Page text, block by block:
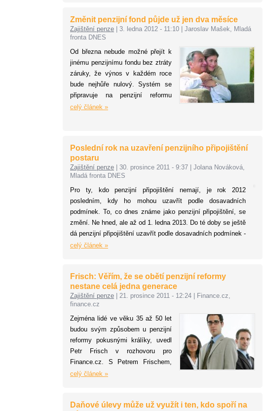
míněn jako opatření pro celý
zbytek století, ne-li ještě delší čas.
Změnit penzijní fond půjde už jen dva měsíce
Zajištění penze 3. ledna 2012 - 11:10
Jaroslav Mašek, Mladá
fronta DNES
Od března nebude možné přejít k
jinému penzijnímu fondu bez ztráty
záruky, že výnos v každém roce
bude nejhůře nulový. Systém se
připravuje na penzijní reformu
startující v roce 2013. Pokud
měsíce na to, abyste přešli ke
konkurenci.
celý článek »
Poslední rok na uzavření penzijního připojištění
postaru
Zajištění penze 30. prosince 2011 - 9:37
Jolana Nováková,
Mladá fronta DNES
Pro ty, kdo penzijní připojištění nemají, je rok 2012
posledním, kdy ho mohou uzavřít podle dosavadních
podmínek. To, co dnes známe jako penzijní připojištění, se
změní. Ne hned, ale až od 1. ledna 2013. Do té doby se ještě
dá penzijní připojištění uzavřít podle dosavadních podmínek -
tedy sice s nízkým výnosem, zato bez rizika ztráty.
celý článek »
Frisch: Věřím, že se obětí penzijní reformy
nestane celá jedna generace
Zajištění penze 21. prosince 2011 - 12:24
Finance.cz,
finance.cz
Zejména lidé ve věku 35 až 50 let
budou svým způsobem u penzijní
reformy pokusnými králíky, uvedl
Petr Frisch v rozhovoru pro
Finance.cz. S Petrem Frischem,
partnerem daňového oddělení
reformy pro jednotlivé skupiny
celý článek »
Daňové úlevy může už využít i ten, kdo spoří na